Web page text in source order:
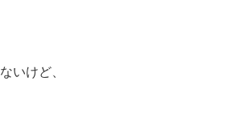
いけど、